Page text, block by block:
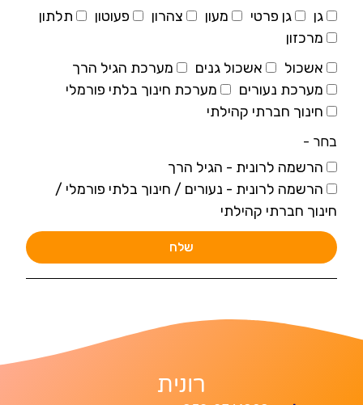
גן גן פרטי מעון צהרון פעוטון
תלתון
מרכזון
אשכול
אשכול גנים
מערכת הגיל הרך
מערכת נעורים
מערכת חינוך בלתי פורמלי
חינוך חברתי קהילתי
בחר -
הרשמה לרונית - הגיל הרך
הרשמה לרונית - נעורים / חינוך בלתי פורמלי /
חינוך חברתי קהילתי
שלח
רונית